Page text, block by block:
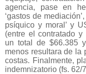
agencia, pase en
‘gastos de
psíquico y moral’ y
(entre el contratado y
un total de $66.385
menos resultara de la
costas. Finalmente,
indemnizatorio (fs. 62/